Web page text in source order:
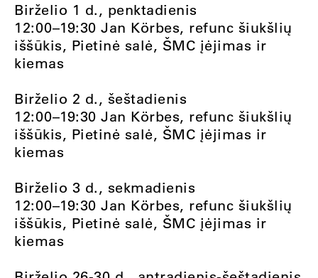
Birželio 1 d., penktadienis
12:00–19:30 Jan Körbes, refunc šiukšlių
iššūkis, Pietinė salė, ŠMC įėjimas ir
kiemas
Birželio 2 d., šeštadienis
12:00–19:30 Jan Körbes, refunc šiukšlių
iššūkis, Pietinė salė, ŠMC įėjimas ir
kiemas
Birželio 3 d., sekmadienis
12:00–19:30 Jan Körbes, refunc šiukšlių
iššūkis, Pietinė salė, ŠMC įėjimas ir
kiemas